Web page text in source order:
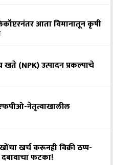
आता विमानातून कृषी
खते (NPK) उत्पादन प्रकल्पाचे
एफपीओ-नेतृत्वाखालील
खर्च करूनही विक्री ठप्प-
दबावाचा फटका!